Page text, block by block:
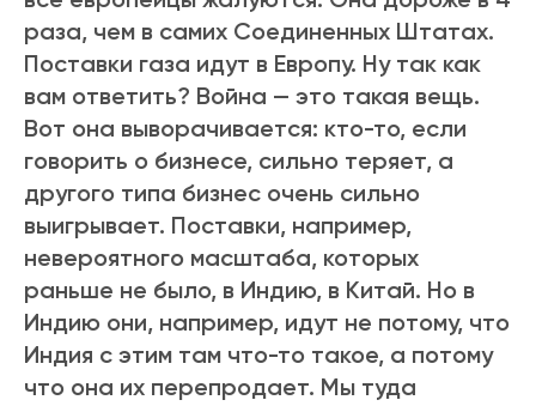
раза, чем в самих Соединенных Штатах.
Поставки газа идут в Европу. Ну так как
вам ответить? Война — это такая вещь.
Вот она выворачивается: кто-то, если
говорить о бизнесе, сильно теряет, а
другого типа бизнес очень сильно
выигрывает. Поставки, например,
невероятного масштаба, которых
раньше не было, в Индию, в Китай. Но в
Индию они, например, идут не потому, что
Индия с этим там что-то такое, а потому
что она их перепродает. Мы туда